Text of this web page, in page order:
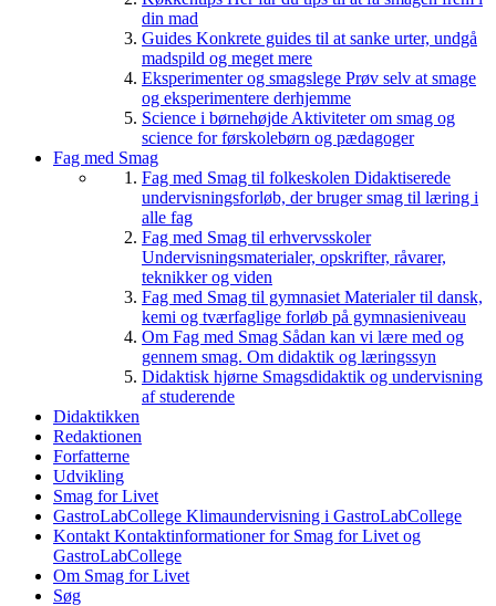
din mad
Guides Konkrete guides til at sanke urter, undgå
madspild og meget mere
Eksperimenter og smagslege Prøv selv at smage
og eksperimentere derhjemme
Science i børnehøjde Aktiviteter om smag og
science for førskolebørn og pædagoger
Fag med Smag
Fag med Smag til folkeskolen Didaktiserede
undervisningsforløb, der bruger smag til læring i
alle fag
Fag med Smag til erhvervsskoler
Undervisningsmaterialer, opskrifter, råvarer,
teknikker og viden
Fag med Smag til gymnasiet Materialer til dansk,
kemi og tværfaglige forløb på gymnasieniveau
Om Fag med Smag Sådan kan vi lære med og
gennem smag. Om didaktik og læringssyn
Didaktisk hjørne Smagsdidaktik og undervisning
af studerende
Didaktikken
Redaktionen
Forfatterne
Udvikling
Smag for Livet
GastroLabCollege Klimaundervisning i GastroLabCollege
Kontakt Kontaktinformationer for Smag for Livet og
GastroLabCollege
Om Smag for Livet
Søg